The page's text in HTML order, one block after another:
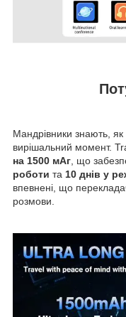
Мандрівники знають,
вирішальний момент.
на 1500 мАг , що
роботи та 10 днів у
впевнені, що
розмови.